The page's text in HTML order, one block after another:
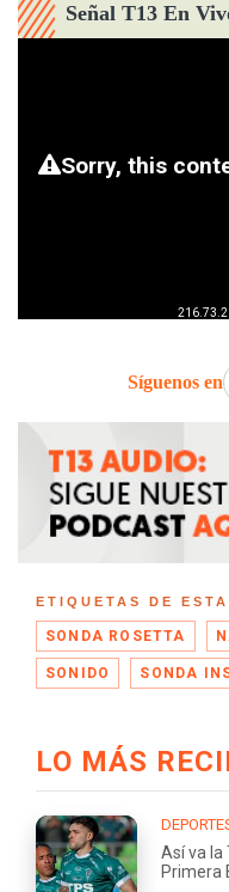
Señal T13 En
Síguenos en
ETIQUETAS DE
SONDA ROSETTA
SONIDO SONDA
LO MÁS
Así va la
Primera